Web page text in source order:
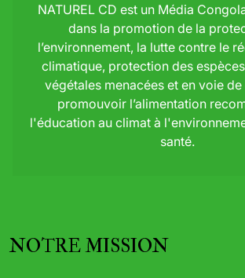
NATUREL CD est un Média
dans la promotion de la
l’environnement, la lutte contre le
climatique, protection des
végétales menacées et en voie
promouvoir l’alimentation
l'éducation au climat à
santé.
NOTRE MISSION